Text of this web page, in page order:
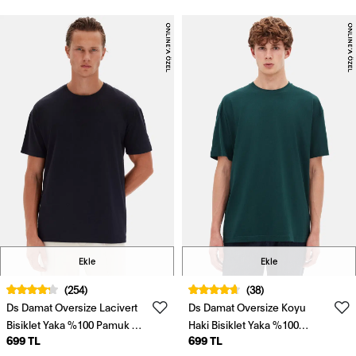
Ekle
(254)
Ds Damat Oversize Lacivert
Bisiklet Yaka %100 Pamuk T-
Shirt
699 TL
Ekle
(38)
Ds Damat Oversize Koyu
Haki Bisiklet Yaka %100
Pamuk T-Shirt
699 TL